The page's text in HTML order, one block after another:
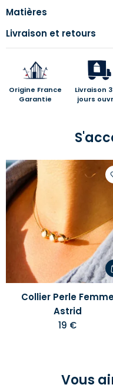
Matières
Livraison et retours
Origine France
Garantie
Livraison
jours
Collier Perle
Astrid
19 €
Vous